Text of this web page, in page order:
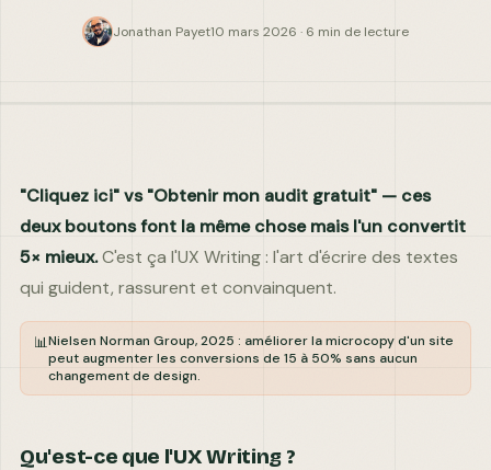
EMAIL *
Réponse garantie · Données confidentielles
Jonathan Payet10 mars 2026 · 6 min de lecture
"Cliquez ici" vs "Obtenir mon audit gratuit" — ces
deux boutons font la même chose mais l'un convertit
5× mieux.C'est ça l'UX Writing : l'art d'écrire des textes
qui guident, rassurent et convainquent.
📊Nielsen Norman Group, 2025 : améliorer la microcopy d'un site
peut augmenter les conversions de 15 à 50% sans aucun
changement de design.
Qu'est-ce que l'UX Writing ?